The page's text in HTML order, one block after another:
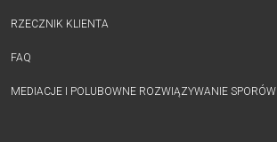
RZECZNIK KLIENTA
FAQ
MEDIACJE I POLUBOWNE ROZWIĄZYWANIE SPORÓW